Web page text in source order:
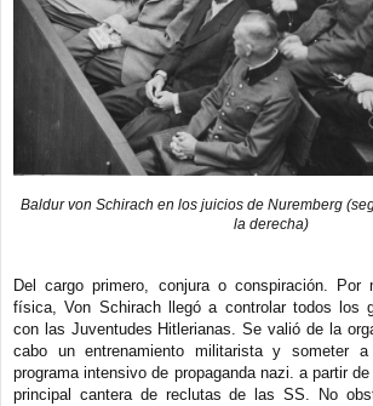
Baldur von Schirach en los juicios de Nuremberg
la derecha)
Del cargo primero, conjura o conspiración. Por
física, Von Schirach llegó a controlar todos los
con las Juventudes Hitlerianas. Se valió de la
cabo un entrenamiento militarista y someter
programa intensivo de propaganda nazi. a partir
principal cantera de reclutas de las SS. No